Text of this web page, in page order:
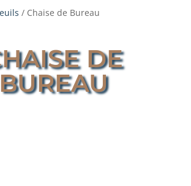
/ Chaise de Bureau
DE
BUREAU